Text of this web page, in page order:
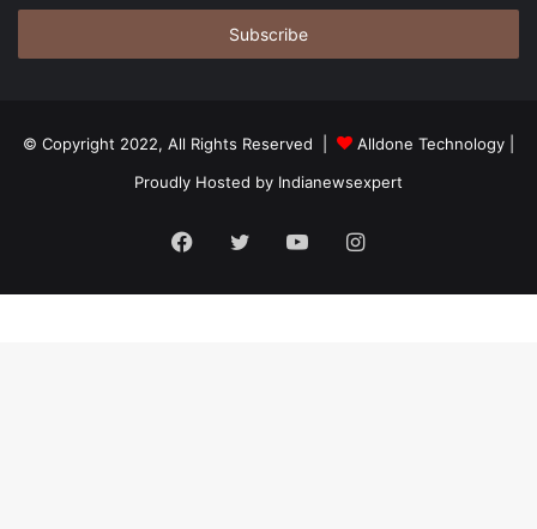
Email
© Copyright 2022, All Rights Reserved | Alldone Technology
Proudly Hosted by Indianewsexpert
Facebook
Twitter YouTubeInstagram